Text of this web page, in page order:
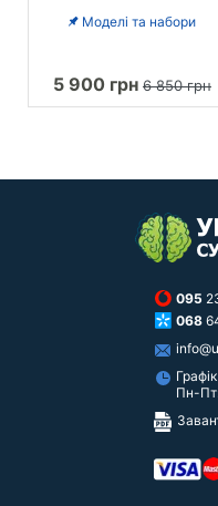
Моделі та набори
5 900 грн 6 850 грн
095
068
Пн-